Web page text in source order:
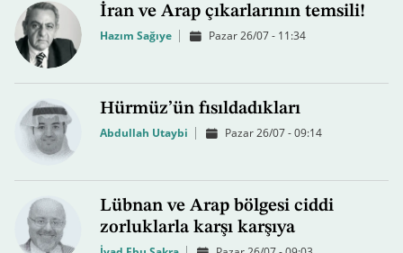
İran ve Arap çıkarlarının temsili!
Hazım Sağıye Pazar 26/07 - 11:34
Hürmüz’ün fısıldadıkları
Abdullah Utaybi Pazar 26/07 - 09:14
Lübnan ve Arap bölgesi ciddi
zorluklarla karşı karşıya